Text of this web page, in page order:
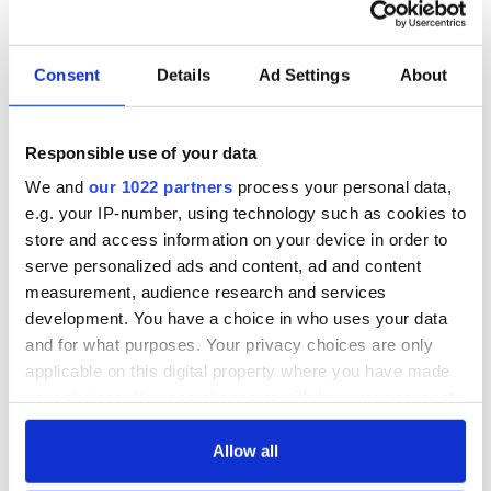
Consent Details Ad Settings About
Responsible use of your data
We and our 1022 partners process your personal data,
e.g. your IP-number, using technology such as cookies to
store and access information on your device in order to
serve personalized ads and content, ad and content
measurement, audience research and services
development. You have a choice in who uses your data
and for what purposes. Your privacy choices are only
applicable on this digital property where you have made
any time from the Cookie Declaration or by clicking on
Allow all
Selbstbewusstsein, soziales Bewusstsein und
Bewusstsein für globale Themen.
Hoher IQ-Koeffizient.
Die zuständigen Stellen führen weitere Merkmale von
Hochbegabung auf, die für Eltern nützlich sein können.
Natürlich ist jede/r begabte Schüler/in einzigartig, und es
kann sein, dass er/sie eine Mischung aus diesen
Merkmalen aufweist oder nur zwei davon sehr stark
ausgeprägt sind, oder dass Sie feststellen, dass keines
dieser Merkmale auf ihn/sie zutrifft.
Was sind die Merkmale
hochbegabter Kinder?
Hochbegabte erreichen bei IQ- und Leistungstests Werte im